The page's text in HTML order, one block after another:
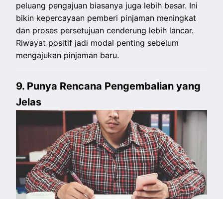
peluang pengajuan biasanya juga lebih besar. Ini
bikin kepercayaan pemberi pinjaman meningkat
dan proses persetujuan cenderung lebih lancar.
Riwayat positif jadi modal penting sebelum
mengajukan pinjaman baru.
9. Punya Rencana Pengembalian yang
Jelas